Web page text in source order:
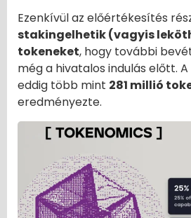
Ezenkívül az előértékesítés
stakingelhetik (vagyis
tokeneket, hogy további
még a hivatalos indulás előtt.
eddig több mint 281 millió
eredményezte.